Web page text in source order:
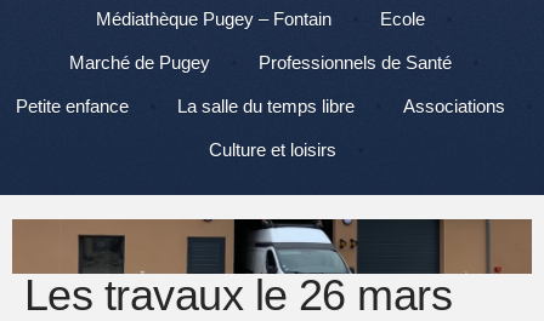
Médiathèque Pugey – Fontain Ecole
Marché de Pugey Professionnels de Santé
Petite enfance La salle du temps libre Associations
Culture et loisirs
Les travaux le 26 mars